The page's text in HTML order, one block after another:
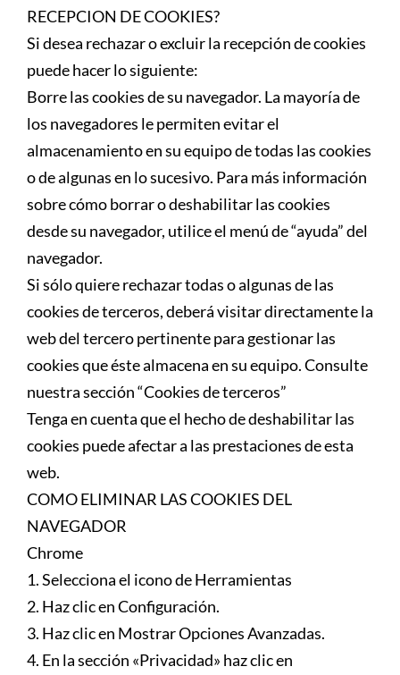
RECEPCION DE COOKIES?
Si desea rechazar o excluir la recepción de cookies
puede hacer lo siguiente:
Borre las cookies de su navegador. La mayoría de
los navegadores le permiten evitar el
almacenamiento en su equipo de todas las cookies
o de algunas en lo sucesivo. Para más información
sobre cómo borrar o deshabilitar las cookies
desde su navegador, utilice el menú de “ayuda” del
navegador.
Si sólo quiere rechazar todas o algunas de las
cookies de terceros, deberá visitar directamente la
web del tercero pertinente para gestionar las
cookies que éste almacena en su equipo. Consulte
nuestra sección “Cookies de terceros”
Tenga en cuenta que el hecho de deshabilitar las
cookies puede afectar a las prestaciones de esta
web.
COMO ELIMINAR LAS COOKIES DEL
NAVEGADOR
Chrome
1. Selecciona el icono de Herramientas
2. Haz clic en Configuración.
3. Haz clic en Mostrar Opciones Avanzadas.
4. En la sección «Privacidad» haz clic en